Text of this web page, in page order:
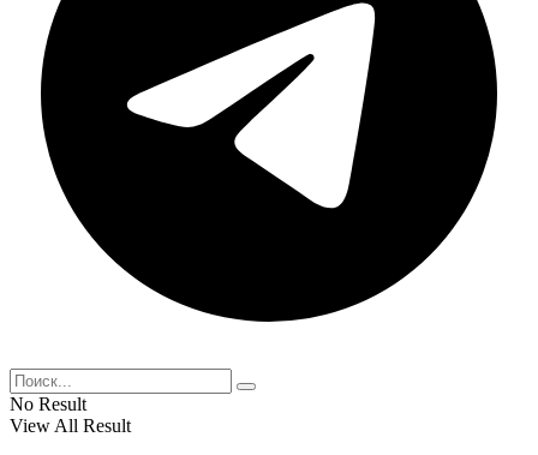
No Result
View All Result